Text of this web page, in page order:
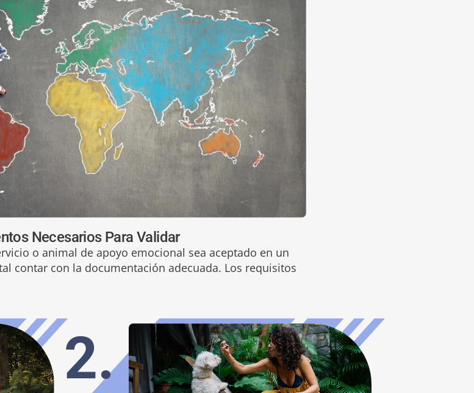
Necesarios Para Validar
o animal de apoyo emocional sea aceptado en un
contar con la documentación adecuada. Los requisitos
2.